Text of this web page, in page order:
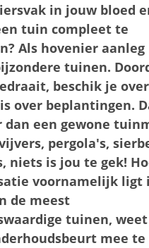
in jouw bloed
tuin compleet te
Als hovenier
tuinen.
beschik je
over beplantingen.
dan een gewone
pergola's,
niets is jou te gek!
voornamelijk ligt
de meest
tuinen,
mee te